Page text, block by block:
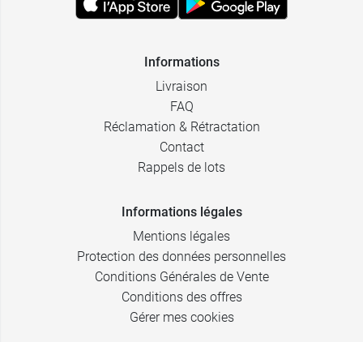
Informations
Livraison
FAQ
Réclamation & Rétractation
Contact
Rappels de lots
Informations légales
Mentions légales
Protection des données personnelles
Conditions Générales de Vente
Conditions des offres
Gérer mes cookies